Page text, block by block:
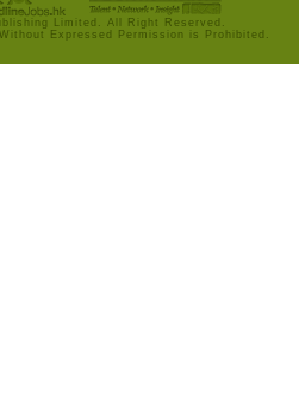
Limited. All Right Reserved.
Expressed Permission is Prohibited.